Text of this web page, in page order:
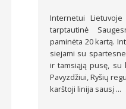
Internetui
tarptautinė
paminėta 20 kartą.
siejami su
ir tamsiąją pusę, su
Pavyzdžiui, Ryšių
karštoji linija sausį ...